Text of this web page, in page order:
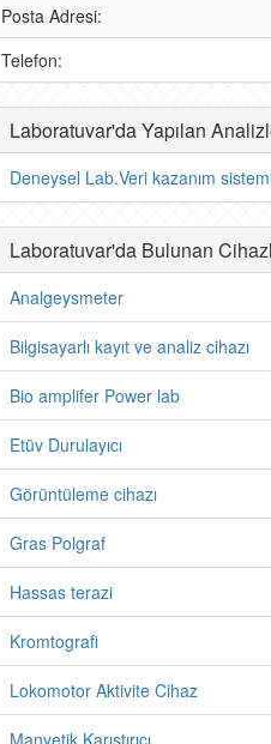
Posta Adresi:
Telefon:
Laboratuvar'da Yapılan
Deneysel Lab.Veri kazanım
Laboratuvar'da Bulunan
Analgeysmeter
Bilgisayarlı kayıt ve analiz cihazı
Bio amplifer Power lab
Etüv Durulayıcı
Görüntüleme cihazı
Gras Polgraf
Hassas terazi
Kromtografi
Lokomotor Aktivite Cihaz
Manyetik Karıştırıcı